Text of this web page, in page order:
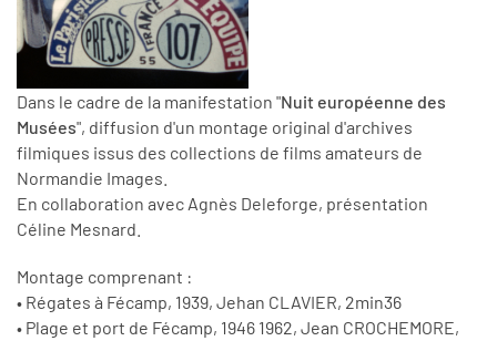
Dans le cadre de la manifestation "Nuit européenne des
Musées", diffusion d'un montage original d'archives
filmiques issus des collections de films amateurs de
Normandie Images.
En collaboration avec Agnès Deleforge, présentation
Céline Mesnard.
Montage comprenant :
• Régates à Fécamp, 1939, Jehan CLAVIER, 2min36
• Plage et port de Fécamp, 1946 1962, Jean CROCHEMORE,